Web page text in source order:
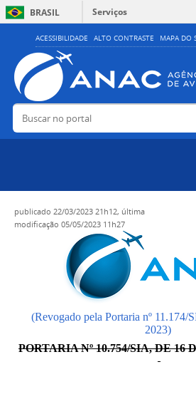
ACESSIBILIDADE ALTO CONTRASTE MAPA DO
BRASIL
Serviços
Buscar no portal
publicado 22/03/2023 21h12, última
modificação 05/05/2023 11h27
(Revogado pela Portaria nº 11.174/
2023)
PORTARIA Nº 10.754/SIA, DE 16